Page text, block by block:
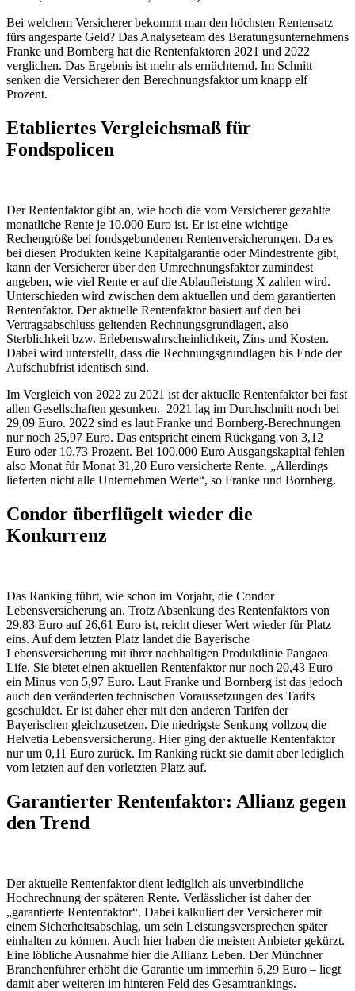
Bei welchem Versicherer bekommt man den höchsten Rentensatz
fürs angesparte Geld? Das Analyseteam des Beratungsunternehmens
Franke und Bornberg hat die Rentenfaktoren 2021 und 2022
verglichen. Das Ergebnis ist mehr als ernüchternd. Im Schnitt
senken die Versicherer den Berechnungsfaktor um knapp elf
Prozent.
Etabliertes Vergleichsmaß für
Fondspolicen
Der Rentenfaktor gibt an, wie hoch die vom Versicherer gezahlte
monatliche Rente je 10.000 Euro ist. Er ist eine wichtige
Rechengröße bei fondsgebundenen Rentenversicherungen. Da es
bei diesen Produkten keine Kapitalgarantie oder Mindestrente gibt,
kann der Versicherer über den Umrechnungsfaktor zumindest
angeben, wie viel Rente er auf die Ablaufleistung X zahlen wird.
Unterschieden wird zwischen dem aktuellen und dem garantierten
Rentenfaktor. Der aktuelle Rentenfaktor basiert auf den bei
Vertragsabschluss geltenden Rechnungsgrundlagen, also
Sterblichkeit bzw. Erlebenswahrscheinlichkeit, Zins und Kosten.
Dabei wird unterstellt, dass die Rechnungsgrundlagen bis Ende der
Aufschubfrist identisch sind.
Im Vergleich von 2022 zu 2021 ist der aktuelle Rentenfaktor bei fast
allen Gesellschaften gesunken. 2021 lag im Durchschnitt noch bei
29,09 Euro. 2022 sind es laut Franke und Bornberg-Berechnungen
nur noch 25,97 Euro. Das entspricht einem Rückgang von 3,12
Euro oder 10,73 Prozent. Bei 100.000 Euro Ausgangskapital fehlen
also Monat für Monat 31,20 Euro versicherte Rente. „Allerdings
lieferten nicht alle Unternehmen Werte“, so Franke und Bornberg.
Condor überflügelt wieder die
Konkurrenz
Das Ranking führt, wie schon im Vorjahr, die Condor
Lebensversicherung an. Trotz Absenkung des Rentenfaktors von
29,83 Euro auf 26,61 Euro ist, reicht dieser Wert wieder für Platz
eins. Auf dem letzten Platz landet die Bayerische
Lebensversicherung mit ihrer nachhaltigen Produktlinie Pangaea
Life. Sie bietet einen aktuellen Rentenfaktor nur noch 20,43 Euro –
ein Minus von 5,97 Euro. Laut Franke und Bornberg ist das jedoch
auch den veränderten technischen Voraussetzungen des Tarifs
geschuldet. Er ist daher eher mit den anderen Tarifen der
Bayerischen gleichzusetzen. Die niedrigste Senkung vollzog die
Helvetia Lebensversicherung. Hier ging der aktuelle Rentenfaktor
nur um 0,11 Euro zurück. Im Ranking rückt sie damit aber lediglich
vom letzten auf den vorletzten Platz auf.
Garantierter Rentenfaktor: Allianz gegen
den Trend
Der aktuelle Rentenfaktor dient lediglich als unverbindliche
Hochrechnung der späteren Rente. Verlässlicher ist daher der
„garantierte Rentenfaktor“. Dabei kalkuliert der Versicherer mit
einem Sicherheitsabschlag, um sein Leistungsversprechen später
einhalten zu können. Auch hier haben die meisten Anbieter gekürzt.
Eine löbliche Ausnahme hier die Allianz Leben. Der Münchner
Branchenführer erhöht die Garantie um immerhin 6,29 Euro – liegt
damit aber weiteren im hinteren Feld des Gesamtrankings.